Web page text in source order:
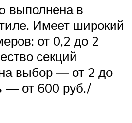
выполнена в
Имеет широкий
от 0,2 до 2
секций
на выбор — от 2 до
— от 600 руб./